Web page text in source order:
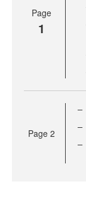
Page
1
Page 2